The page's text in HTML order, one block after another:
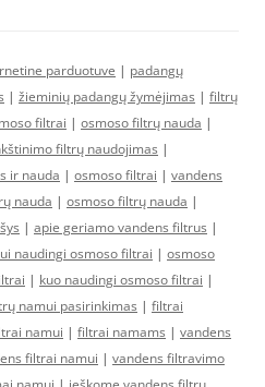
parduotuve | padangų
| žieminių padangų žymėjimas | filtrų
filtrai | osmoso filtrų nauda |
filtrų naudojimas |
ir nauda | osmoso filtrai | vandens
nauda | osmoso filtrų nauda |
| apie geriamo vandens filtrus |
naudingi osmoso filtrai | osmoso
| kuo naudingi osmoso filtrai |
namui pasirinkimas | filtrai
namui | filtrai namams | vandens
filtrai namui | vandens filtravimo